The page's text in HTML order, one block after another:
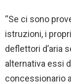
“Se ci sono
istruzioni, i
deflettori d’aria
alternativa essi
concessionario